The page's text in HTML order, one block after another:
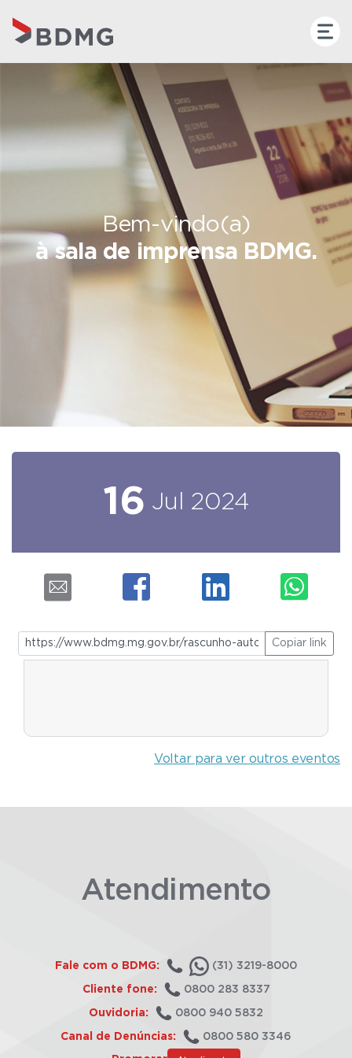
Bem-vindo(a)
à sala de imprensa BDMG.
16 Jul 2024
Copiar link
Voltar para ver outros eventos
Atendimento
Fale com o BDMG: (31) 3219-8000
Cliente fone: 0800 283 8337
Ouvidoria: 0800 940 5832
Canal de Denúncias: 0800 580 3346